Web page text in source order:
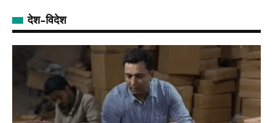
देश-विदेश